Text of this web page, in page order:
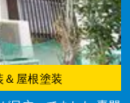
屋根塗装